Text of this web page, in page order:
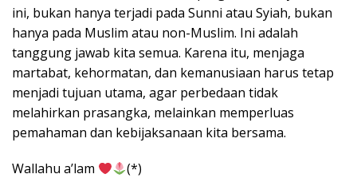
ini, bukan hanya terjadi pada Sunni atau Syiah, bukan
hanya pada Muslim atau non-Muslim. Ini adalah
tanggung jawab kita semua. Karena itu, menjaga
martabat, kehormatan, dan kemanusiaan harus tetap
menjadi tujuan utama, agar perbedaan tidak
melahirkan prasangka, melainkan memperluas
pemahaman dan kebijaksanaan kita bersama.
Wallahu a’lam (*)